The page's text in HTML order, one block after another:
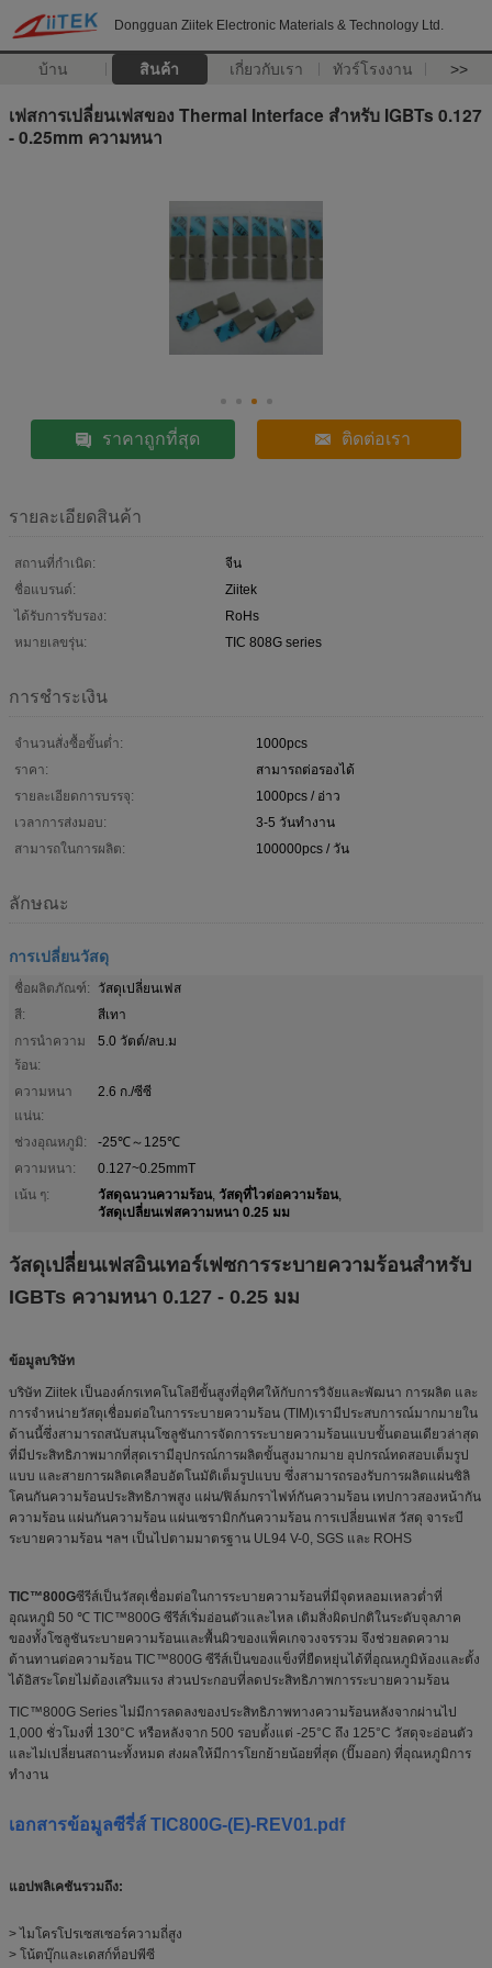
Dongguan Ziitek Electronic Materials & Technology Ltd.
บ้าน สินค้า เกี่ยวกับเรา ทัวร์โรงงาน >>
เฟสการเปลี่ยนเฟสของ Thermal Interface สำหรับ IGBTs 0.127
- 0.25mm ความหนา
ราคาถูกที่สุด ติดต่อเรา
รายละเอียดสินค้า
สถานที่กำเนิด:
จีน
ชื่อแบรนด์:
Ziitek
ได้รับการรับรอง:
RoHs
หมายเลขรุ่น:
TIC 808G series
การชำระเงิน
จำนวนสั่งซื้อขั้นต่ำ:
1000pcs
ราคา:
สามารถต่อรองได้
รายละเอียดการบรรจุ:
1000pcs / อ่าว
เวลาการส่งมอบ:
3-5 วันทำงาน
สามารถในการผลิต:
100000pcs / วัน
ลักษณะ
การเปลี่ยนวัสดุ
ชื่อผลิตภัณฑ์:
วัสดุเปลี่ยนเฟส
สี:
สีเทา
การนำความ
ร้อน:
5.0 วัตต์/ลบ.ม
ความหนา
แน่น:
2.6 ก./ซีซี
ช่วงอุณหภูมิ:
-25℃～125℃
ความหนา:
0.127~0.25mmT
เน้น ๆ:
วัสดุฉนวนความร้อน, วัสดุที่ไวต่อความร้อน,
วัสดุเปลี่ยนเฟสความหนา 0.25 มม
วัสดุเปลี่ยนเฟสอินเทอร์เฟซการระบายความร้อนสำหรับ
IGBTs ความหนา 0.127 - 0.25 มม
ข้อมูลบริษัท
บริษัท Ziitek เป็นองค์กรเทคโนโลยีขั้นสูงที่อุทิศให้กับการวิจัยและพัฒนา การผลิต และ
การจำหน่ายวัสดุเชื่อมต่อในการระบายความร้อน (TIM)เรามีประสบการณ์มากมายใน
ด้านนี้ซึ่งสามารถสนับสนุนโซลูชันการจัดการระบายความร้อนแบบขั้นตอนเดียวล่าสุด
ที่มีประสิทธิภาพมากที่สุดเรามีอุปกรณ์การผลิตขั้นสูงมากมาย อุปกรณ์ทดสอบเต็มรูป
แบบ และสายการผลิตเคลือบอัตโนมัติเต็มรูปแบบ ซึ่งสามารถรองรับการผลิตแผ่นซิลิ
โคนกันความร้อนประสิทธิภาพสูง แผ่น/ฟิล์มกราไฟท์กันความร้อน เทปกาวสองหน้ากัน
ความร้อน แผ่นกันความร้อน แผ่นเซรามิกกันความร้อน การเปลี่ยนเฟส วัสดุ จาระบี
ระบายความร้อน ฯลฯ เป็นไปตามมาตรฐาน UL94 V-0, SGS และ ROHS
TIC™800Gซีรีส์เป็นวัสดุเชื่อมต่อในการระบายความร้อนที่มีจุดหลอมเหลวต่ำที่
อุณหภูมิ 50 ℃ TIC™800G ซีรีส์เริ่มอ่อนตัวและไหล เติมสิ่งผิดปกติในระดับจุลภาค
ของทั้งโซลูชันระบายความร้อนและพื้นผิวของแพ็คเกจวงจรรวม จึงช่วยลดความ
ต้านทานต่อความร้อน TIC™800G ซีรีส์เป็นของแข็งที่ยืดหยุ่นได้ที่อุณหภูมิห้องและตั้ง
ได้อิสระโดยไม่ต้องเสริมแรง ส่วนประกอบที่ลดประสิทธิภาพการระบายความร้อน
TIC™800G Series ไม่มีการลดลงของประสิทธิภาพทางความร้อนหลังจากผ่านไป
1,000 ชั่วโมงที่ 130°C หรือหลังจาก 500 รอบตั้งแต่ -25°C ถึง 125°C วัสดุจะอ่อนตัว
และไม่เปลี่ยนสถานะทั้งหมด ส่งผลให้มีการโยกย้ายน้อยที่สุด (ปั๊มออก) ที่อุณหภูมิการ
ทำงาน
เอกสารข้อมูลซีรี่ส์ TIC800G-(E)-REV01.pdf
แอปพลิเคชันรวมถึง:
> ไมโครโปรเซสเซอร์ความถี่สูง
> โน้ตบุ๊กและเดสก์ท็อปพีซี